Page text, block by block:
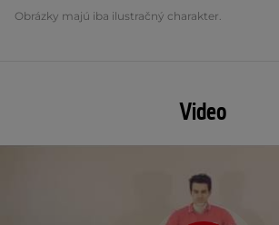
Obrázky majú iba ilustračný charakter.
Video